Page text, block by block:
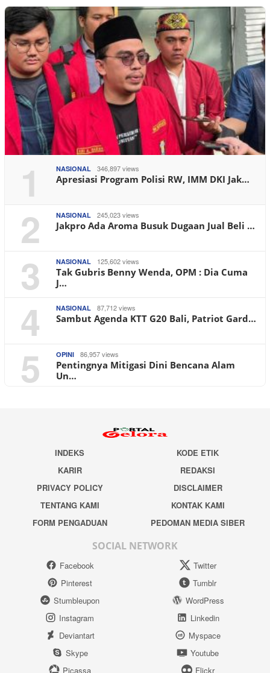
1 NASIONAL 346,897 views
Apresiasi Program Polisi RW, IMM DKI Jak…
2 NASIONAL 245,023 views
Jakpro Ada Aroma Busuk Dugaan Jual Beli …
3 NASIONAL 125,602 views
Tak Gubris Benny Wenda, OPM : Dia Cuma
J…
4 NASIONAL 87,712 views
Sambut Agenda KTT G20 Bali, Patriot Gard…
5 OPINI 86,957 views
Pentingnya Mitigasi Dini Bencana Alam
Un…
INDEKS
KODE ETIK
KARIR
REDAKSI
PRIVACY POLICY
DISCLAIMER
TENTANG KAMI
KONTAK KAMI
FORM PENGADUAN
PEDOMAN MEDIA SIBER
SOCIAL NETWORK
Facebook
Twitter
Pinterest
Tumblr
Stumbleupon
WordPress
Instagram
Linkedin
Deviantart
Myspace
Skype
Youtube
Picassa
Flickr